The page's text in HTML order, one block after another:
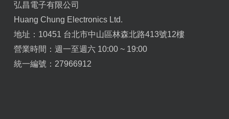
弘昌電子有限公司
Huang Chung Electronics Ltd.
地址：10451 台北市中山區林森北路413號12樓
營業時間：週一至週六 10:00 ~ 19:00
統一編號：27966912